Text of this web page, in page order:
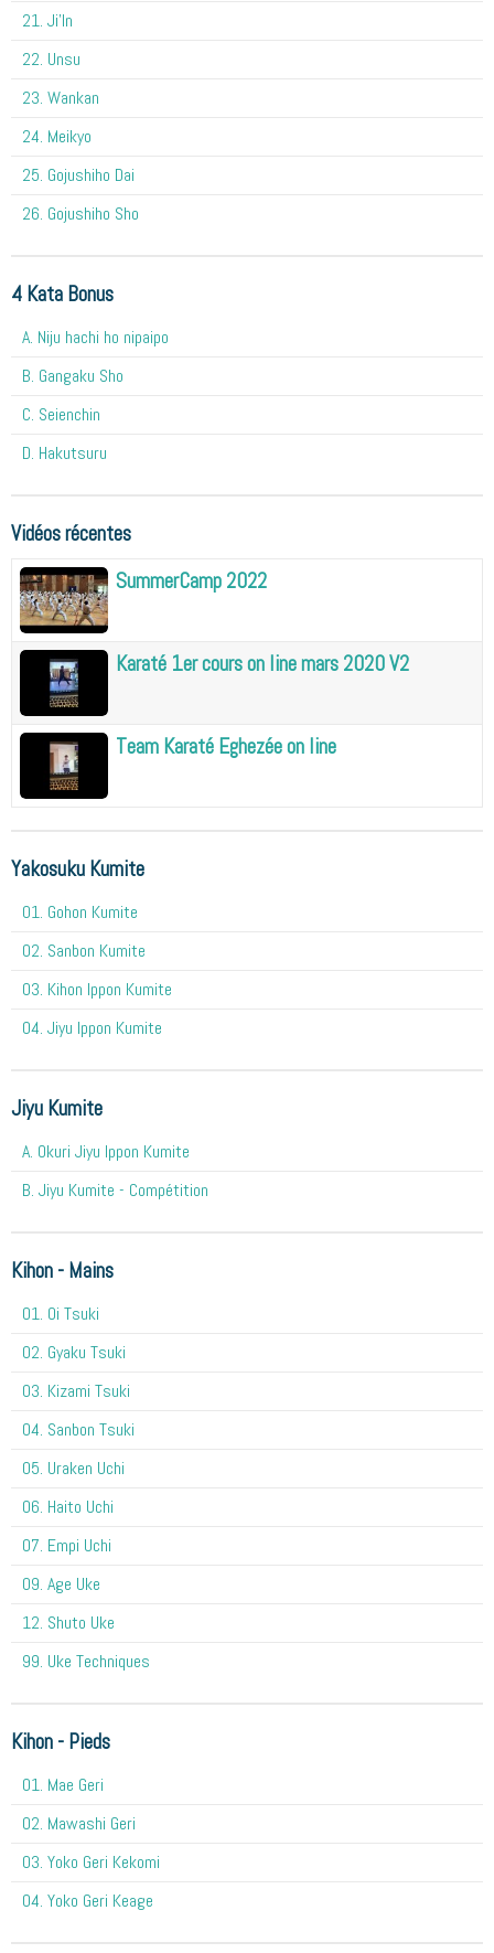
21. Ji'In
22. Unsu
23. Wankan
24. Meikyo
25. Gojushiho Dai
26. Gojushiho Sho
4 Kata Bonus
A. Niju hachi ho nipaipo
B. Gangaku Sho
C. Seienchin
D. Hakutsuru
Vidéos récentes
SummerCamp 2022
Karaté 1er cours on line mars 2020 V2
Team Karaté Eghezée on line
Yakosuku Kumite
01. Gohon Kumite
02. Sanbon Kumite
03. Kihon Ippon Kumite
04. Jiyu Ippon Kumite
Jiyu Kumite
A. Okuri Jiyu Ippon Kumite
B. Jiyu Kumite - Compétition
Kihon - Mains
O1. Oi Tsuki
02. Gyaku Tsuki
03. Kizami Tsuki
04. Sanbon Tsuki
05. Uraken Uchi
06. Haito Uchi
07. Empi Uchi
09. Age Uke
12. Shuto Uke
99. Uke Techniques
Kihon - Pieds
01. Mae Geri
02. Mawashi Geri
03. Yoko Geri Kekomi
04. Yoko Geri Keage